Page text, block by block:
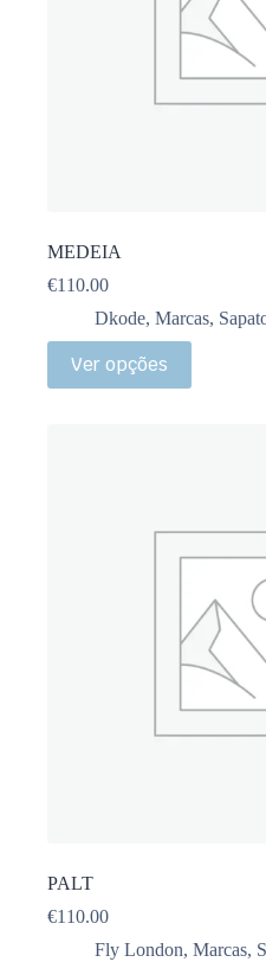
MEDEIA
€110.00
Dkode, Marcas,
Ver opções
PALT
€110.00
Fly London, Marcas,